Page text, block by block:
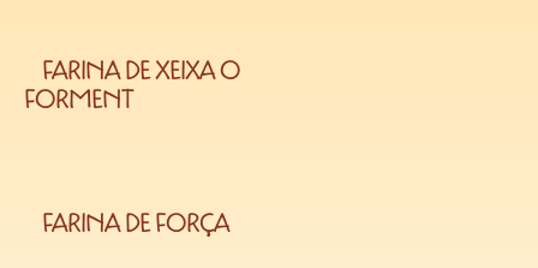
FARINA DE XEIXA O
FORMENT
FARINA DE FORÇA